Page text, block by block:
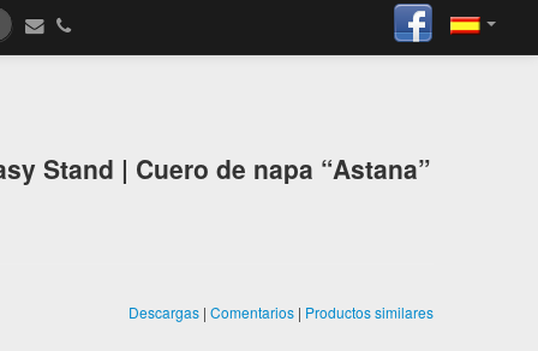
Stand | Cuero de napa “Astana”
Descargas | Comentarios | Productos similares